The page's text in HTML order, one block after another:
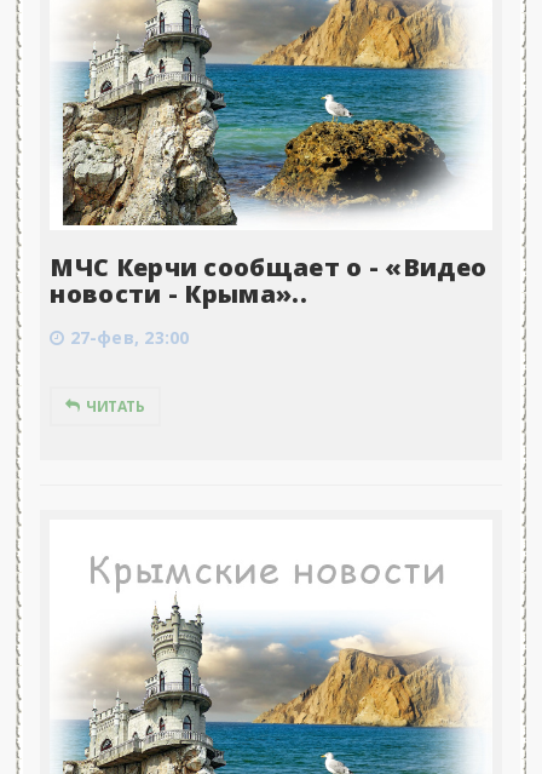
МЧС Керчи сообщает о - «Видео
новости - Крыма»..
27-фев, 23:00
ЧИТАТЬ